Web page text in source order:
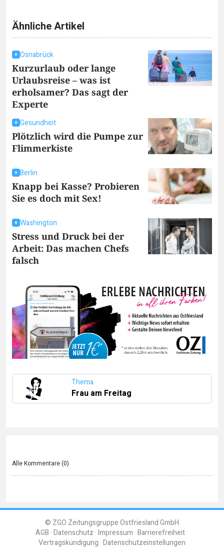
Ähnliche Artikel
Osnabrück
Kurzurlaub oder lange
Urlaubsreise – was ist
erholsamer? Das sagt der
Experte
Gesundheit
Plötzlich wird die Pumpe zur
Flimmerkiste
Berlin
Knapp bei Kasse? Probieren
Sie es doch mit Sex!
Washington
Stress und Druck bei der
Arbeit: Das machen Chefs
falsch
Thema
Frau am Freitag
Alle Kommentare (0)
© ZGO Zeitungsgruppe Ostfriesland GmbH
AGB Datenschutz Impressum Barrierefreiheit
Vertragskündigung Datenschutzeinstellungen